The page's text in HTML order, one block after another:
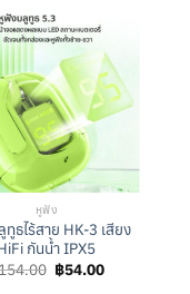
หูฟัง
ธไร้สาย HK-3 เสียง
กันน้ำ IPX5
Original
price
฿54.00Current